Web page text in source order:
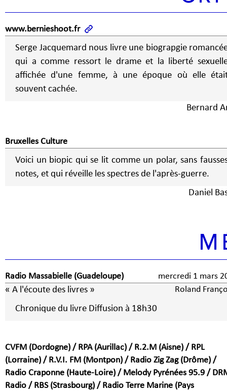
www.bernieshoot.fr
Serge Jacquemard nous livre une biograpgie
qui a comme ressort le drame et la liberté
affichée d'une femme, à une époque où elle
souvent cachée.
Bernard
Bruxelles Culture
Voici un biopic qui se lit comme un polar, sans
notes, et qui réveille les spectres de l'après-guerre.
Daniel
Radio Massabielle (Guadeloupe) mercredi 1
« A l'écoute des livres » Roland
Chronique du livre Diffusion à 18h30
CVFM (Dordogne) / RPA (Aurillac) / R.2.M (Aisne) / RPL
(Lorraine) / R.V.I. FM (Montpon) / Radio Zig Zag (Drôme) /
Radio Craponne (Haute-Loire) / Melody Pyrénées 95.9 /
Radio / RBS (Strasbourg) / Radio Terre Marine (Pays